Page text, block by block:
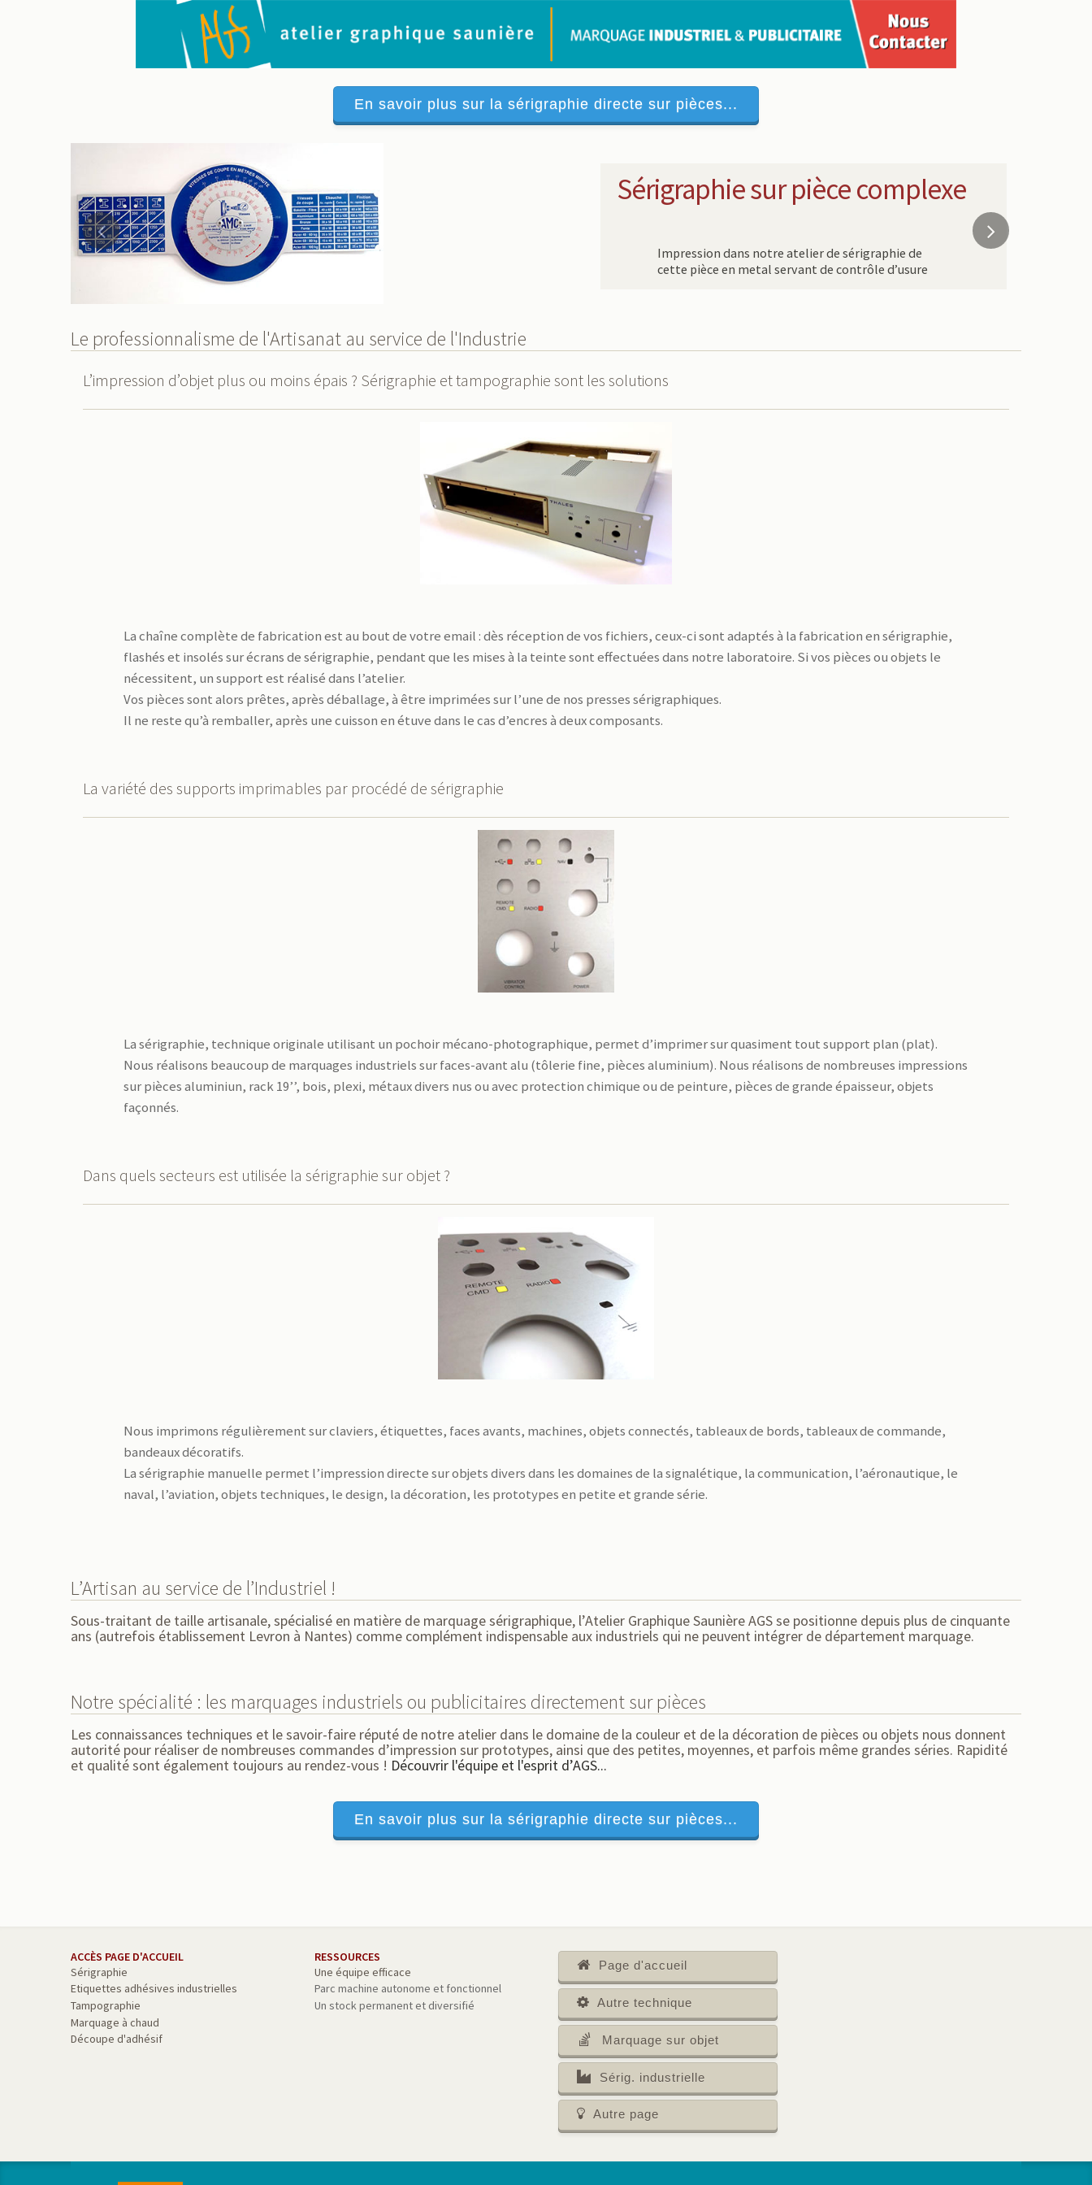
En savoir plus sur la sérigraphie directe sur pièces...
Sérigraphie sur pièce complexe
Impression dans notre atelier de sérigraphie de
cette pièce en metal servant de contrôle d’usure
Le professionnalisme de l'Artisanat au service de l'Industrie
L’impression d’objet plus ou moins épais ? Sérigraphie et tampographie sont les solutions
La chaîne complète de fabrication est au bout de votre email : dès réception de vos fichiers, ceux-ci sont adaptés à la fabrication en sérigraphie,
flashés et insolés sur écrans de sérigraphie, pendant que les mises à la teinte sont effectuées dans notre laboratoire. Si vos pièces ou objets le
nécessitent, un support est réalisé dans l’atelier.
Vos pièces sont alors prêtes, après déballage, à être imprimées sur l’une de nos presses sérigraphiques.
Il ne reste qu’à remballer, après une cuisson en étuve dans le cas d’encres à deux composants.
La variété des supports imprimables par procédé de sérigraphie
La sérigraphie, technique originale utilisant un pochoir mécano-photographique, permet d’imprimer sur quasiment tout support plan (plat).
Nous réalisons beaucoup de marquages industriels sur faces-avant alu (tôlerie fine, pièces aluminium). Nous réalisons de nombreuses impressions
sur pièces aluminiun, rack 19’’, bois, plexi, métaux divers nus ou avec protection chimique ou de peinture, pièces de grande épaisseur, objets
façonnés.
Dans quels secteurs est utilisée la sérigraphie sur objet ?
Nous imprimons régulièrement sur claviers, étiquettes, faces avants, machines, objets connectés, tableaux de bords, tableaux de commande,
bandeaux décoratifs.
La sérigraphie manuelle permet l’impression directe sur objets divers dans les domaines de la signalétique, la communication, l’aéronautique, le
naval, l’aviation, objets techniques, le design, la décoration, les prototypes en petite et grande série.
L’Artisan au service de l’Industriel !
Sous-traitant de taille artisanale, spécialisé en matière de marquage sérigraphique, l’Atelier Graphique Saunière AGS se positionne depuis plus de cinquante
ans (autrefois établissement Levron à Nantes) comme complément indispensable aux industriels qui ne peuvent intégrer de département marquage.
Notre spécialité : les marquages industriels ou publicitaires directement sur pièces
Les connaissances techniques et le savoir-faire réputé de notre atelier dans le domaine de la couleur et de la décoration de pièces ou objets nous donnent
autorité pour réaliser de nombreuses commandes d’impression sur prototypes, ainsi que des petites, moyennes, et parfois même grandes séries. Rapidité
et qualité sont également toujours au rendez-vous ! Découvrir l'équipe et l'esprit d’AGS...
En savoir plus sur la sérigraphie directe sur pièces...
ACCÈS PAGE D'ACCUEIL
Sérigraphie
Etiquettes adhésives industrielles
Tampographie
Marquage à chaud
Découpe d'adhésif
RESSOURCES
Une équipe efficace
Parc machine autonome et fonctionnel
Un stock permanent et diversifié
Page d'accueil
Autre technique
Marquage sur objet
Sérig. industrielle
Autre page